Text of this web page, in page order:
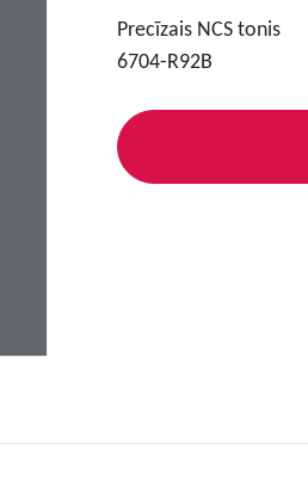
Precīzais NCS tonis
6704-R92B